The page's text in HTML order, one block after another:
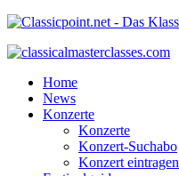
Home
News
Konzerte
Konzerte
Konzert-Suchabo
Konzert eintragen